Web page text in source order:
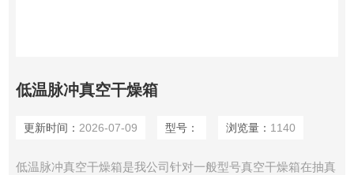
低温脉冲真空干燥箱
更新时间： 2026-07-09 型号： 浏览量： 1140
低温脉冲真空干燥箱是我公司针对一般型号真空干燥箱在抽真